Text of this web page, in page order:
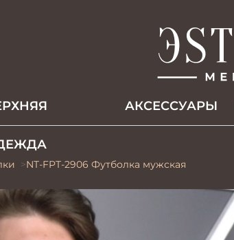
АКCЕССУАРЫ
NT-FPT-2906 Футболка мужская